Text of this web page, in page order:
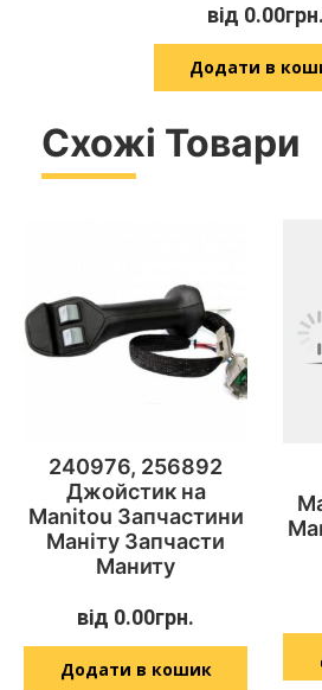
від 0.00грн.
Додати в
Схожі Товари
240976, 256892
Джойстик на
Manitou Запчастини
Маніту Запчасти
Маниту
від 0.00грн.
Додати в кошик